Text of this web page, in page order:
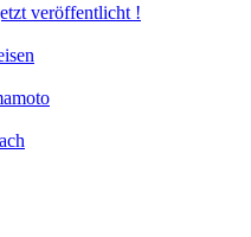
veröffentlicht !